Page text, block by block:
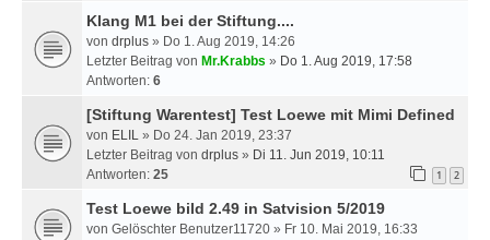
Klang M1 bei der Stiftung....
von drplus » Do 1. Aug 2019, 14:26
Letzter Beitrag von Mr.Krabbs » Do 1. Aug 2019, 17:58
Antworten: 6
[Stiftung Warentest] Test Loewe mit Mimi Defined
von ELIL » Do 24. Jan 2019, 23:37
Letzter Beitrag von drplus » Di 11. Jun 2019, 10:11
Antworten: 25 1 2
Test Loewe bild 2.49 in Satvision 5/2019
von Gelöschter Benutzer11720 » Fr 10. Mai 2019, 16:33